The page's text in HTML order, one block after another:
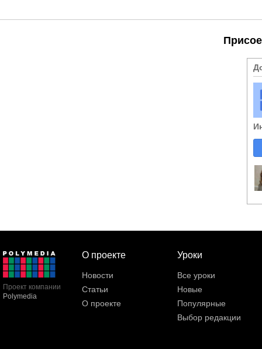
Проект компании
Polymedia
О проекте
Новости
Статьи
О проекте
Уроки
Все уроки
Новые
Популярные
Выбор редакции